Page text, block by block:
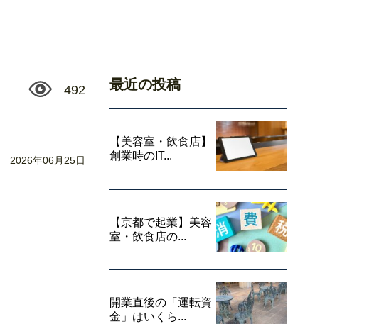
492
2026年06月25日
最近の投稿
【美容室・飲食店】
創業時のIT...
【京都で起業】美容
室・飲食店の...
開業直後の「運転資
金」はいくら...